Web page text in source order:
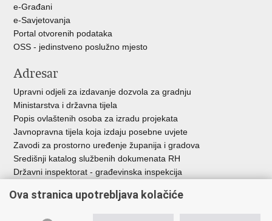
e-Građani
e-Savjetovanja
Portal otvorenih podataka
OSS - jedinstveno poslužno mjesto
Adresar
Upravni odjeli za izdavanje dozvola za gradnju
Ministarstva i državna tijela
Popis ovlaštenih osoba za izradu projekata
Javnopravna tijela koja izdaju posebne uvjete
Zavodi za prostorno uređenje županija i gradova
Središnji katalog službenih dokumenata RH
Državni inspektorat - građevinska inspekcija
Ova stranica upotrebljava kolačiće